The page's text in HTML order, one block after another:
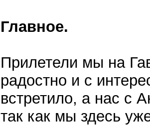
Главное.
Прилетели мы на
радостно и с
встретило, а нас с
так как мы здесь